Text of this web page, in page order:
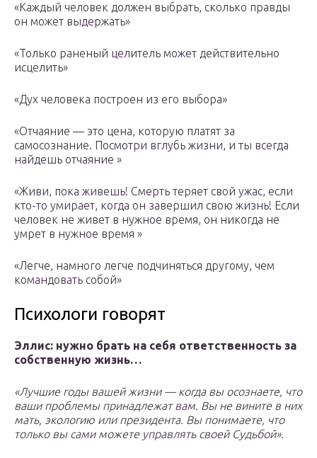
«Каждый человек должен выбрать, сколько правды
он может выдержать»
«Только раненый целитель может действительно
исцелить»
«Дух человека построен из его выбора»
«Отчаяние — это цена, которую платят за
самосознание. Посмотри вглубь жизни, и ты всегда
найдешь отчаяние »
«Живи, пока живешь! Смерть теряет свой ужас, если
кто-то умирает, когда он завершил свою жизнь! Если
человек не живет в нужное время, он никогда не
умрет в нужное время »
«Легче, намного легче подчиняться другому, чем
командовать собой»
Психологи говорят
Эллис: нужно брать на себя ответственность за
собственную жизнь…
«Лучшие годы вашей жизни — когда вы осознаете, что
ваши проблемы принадлежат вам. Вы не вините в них
мать, экологию или президента. Вы понимаете, что
только вы сами можете управлять своей Судьбой».